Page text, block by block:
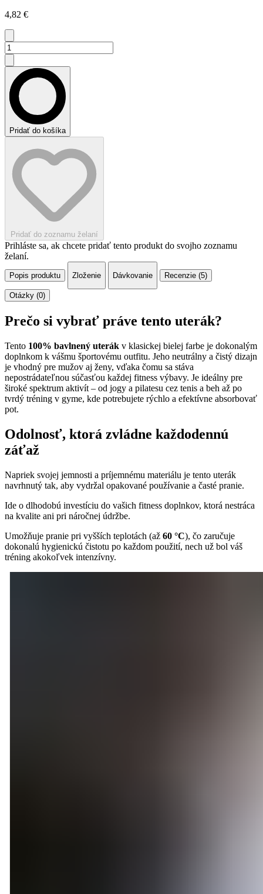
4,82 €
Pridať do košíka
Pridať do zoznamu želaní
Prihláste sa, ak chcete pridať tento produkt do svojho zoznamu
želaní.
Popis produktu Zloženie Dávkovanie Recenzie (5)
Otázky (0)
Prečo si vybrať práve tento uterák?
Tento 100% bavlnený uterák v klasickej bielej farbe je dokonalým
doplnkom k vášmu športovému outfitu. Jeho neutrálny a čistý dizajn
je vhodný pre mužov aj ženy, vďaka čomu sa stáva
nepostrádateľnou súčasťou každej fitness výbavy. Je ideálny pre
široké spektrum aktivít – od jogy a pilatesu cez tenis a beh až po
tvrdý tréning v gyme, kde potrebujete rýchlo a efektívne absorbovať
pot.
Odolnosť, ktorá zvládne každodennú
záťaž
Napriek svojej jemnosti a príjemnému materiálu je tento uterák
navrhnutý tak, aby vydržal opakované používanie a časté pranie.
Ide o dlhodobú investíciu do vašich fitness doplnkov, ktorá nestráca
na kvalite ani pri náročnej údržbe.
Umožňuje pranie pri vyšších teplotách (až 60 °C), čo zaručuje
dokonalú hygienickú čistotu po každom použití, nech už bol váš
tréning akokoľvek intenzívny.